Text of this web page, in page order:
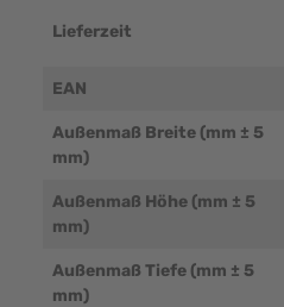
Lieferzeit
EAN
Außenmaß Breite (mm ± 5
mm)
Außenmaß Höhe (mm ± 5
mm)
Außenmaß Tiefe (mm ± 5
mm)